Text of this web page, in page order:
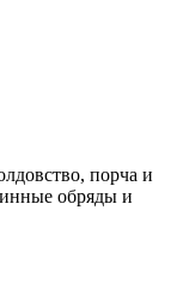
порча и
обряды и